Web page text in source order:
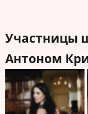
Участницы
Антоном